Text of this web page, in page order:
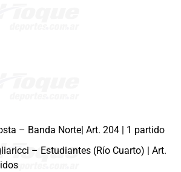
– Banda Norte| Art. 204 | 1 partido
– Estudiantes (Río Cuarto) | Art.